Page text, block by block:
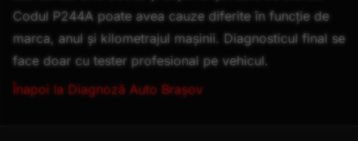
Codul P244A poate avea cauze diferite în funcție de
marca, anul și kilometrajul mașinii. Diagnosticul final se
face doar cu tester profesional pe vehicul.
Înapoi la Diagnoză Auto Brașov